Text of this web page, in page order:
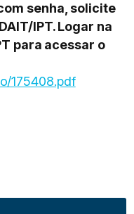
senha, solicite
IPT. Logar na
para acessar o
175408.pdf